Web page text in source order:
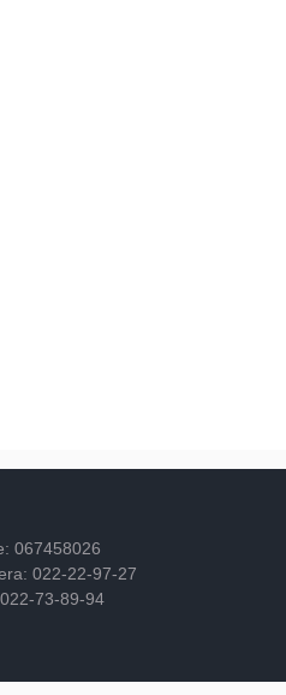
067458026
022-22-97-27
73-89-94